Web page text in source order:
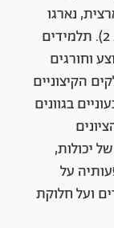
נארגו
במיצב מעפרונות צהובים סטנדרטיים (מס. 2). תלמידים
וחורגים
הקיצוניים
בגוונים
יכולות,
על
ועל חלוקת